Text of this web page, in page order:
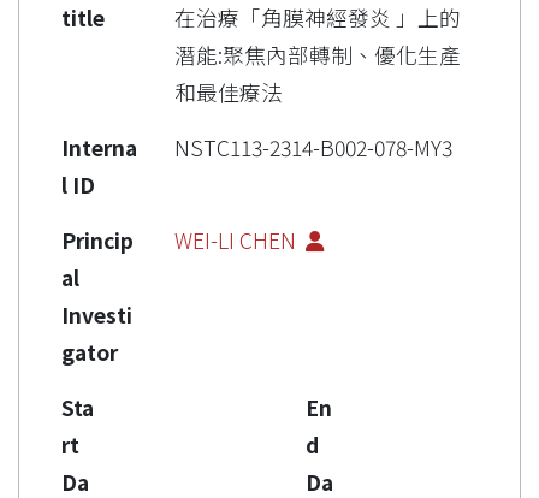
title
在治療「角膜神經發炎 」上的
潛能:聚焦內部轉制、優化生產
和最佳療法
Interna
l ID
NSTC113-2314-B002-078-MY3
Princip
al
Investi
gator
WEI-LI CHEN
Sta
rt
Da
En
d
Da